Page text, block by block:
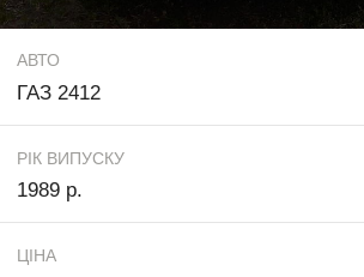
АВТО
ГАЗ 2412
РІК ВИПУСКУ
1989 р.
ЦІНА